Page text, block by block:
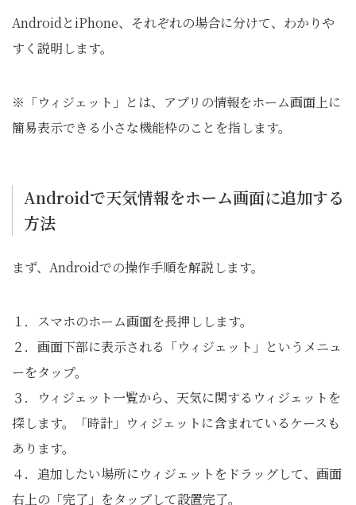
AndroidとiPhone、それぞれの場合に分けて、わかりや
すく説明します。
※「ウィジェット」とは、アプリの情報をホーム画面上に
簡易表示できる小さな機能枠のことを指します。
Androidで天気情報をホーム画面に追加する
方法
まず、Androidでの操作手順を解説します。
１．スマホのホーム画面を長押しします。
２．画面下部に表示される「ウィジェット」というメニュ
ーをタップ。
３．ウィジェット一覧から、天気に関するウィジェットを
探します。「時計」ウィジェットに含まれているケースも
あります。
４．追加したい場所にウィジェットをドラッグして、画面
右上の「完了」をタップして設置完了。